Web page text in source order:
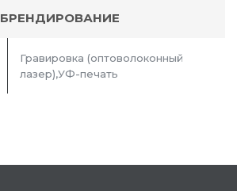
БРЕНДИРОВАНИЕ
Гравировка (оптоволоконный
лазер),УФ-печать